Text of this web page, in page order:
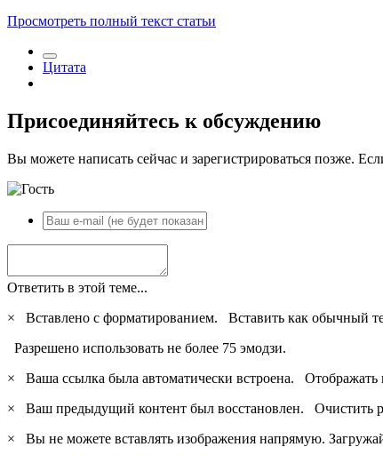
Просмотреть полный текст статьи
Цитата
Присоединяйтесь к обсуждению
Вы можете написать сейчас и зарегистрироваться позже.
Ответить в этой теме...
×
Вставлено с форматированием. Вставить как обычный
Разрешено использовать не более 75 эмодзи.
×
Ваша ссылка была автоматически встроена.
×
Ваш предыдущий контент был восстановлен. Очистить
×
Вы не можете вставлять изображения напрямую.